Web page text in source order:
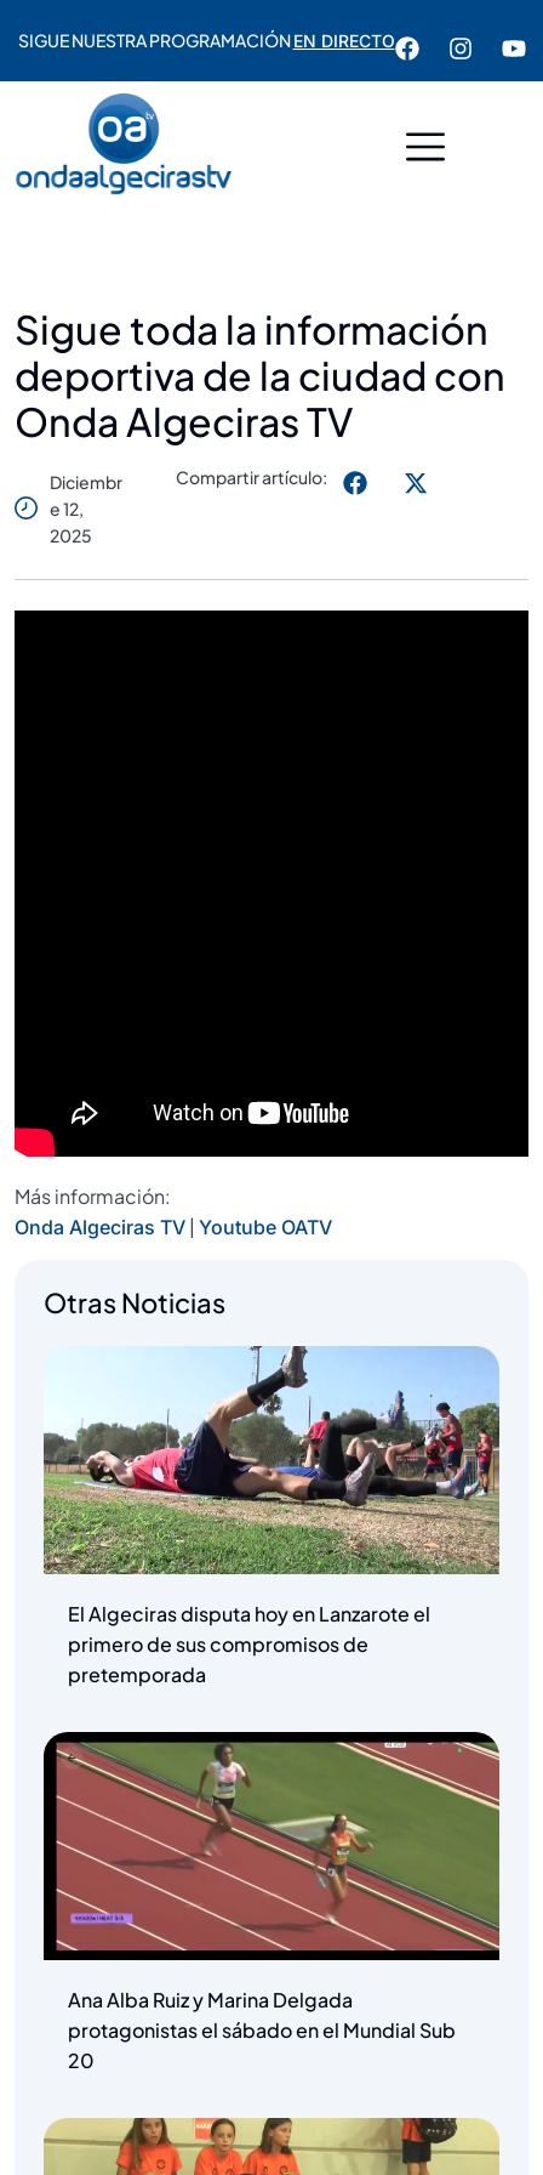
SIGUE NUESTRA PROGRAMACIÓNEN DIRECTO
Sigue toda la información
deportiva de la ciudad con
Onda Algeciras TV
Diciembr
E 12,
2025
Compartir artículo:
Más información:
Onda Algeciras TV | Youtube OATV
Otras Noticias
El Algeciras disputa hoy en Lanzarote el
primero de sus compromisos de
pretemporada
Ana Alba Ruiz y Marina Delgada
protagonistas el sábado en el Mundial Sub
20